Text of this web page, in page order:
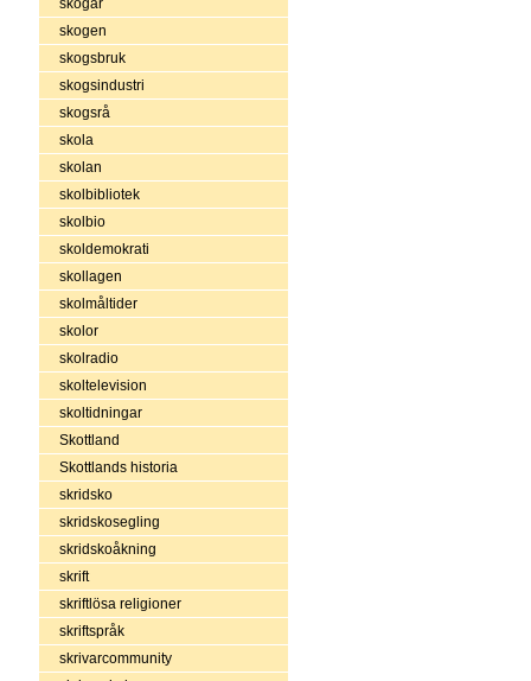
skogar
skogen
skogsbruk
skogsindustri
skogsrå
skola
skolan
skolbibliotek
skolbio
skoldemokrati
skollagen
skolmåltider
skolor
skolradio
skoltelevision
skoltidningar
Skottland
Skottlands historia
skridsko
skridskosegling
skridskoåkning
skrift
skriftlösa religioner
skriftspråk
skrivarcommunity